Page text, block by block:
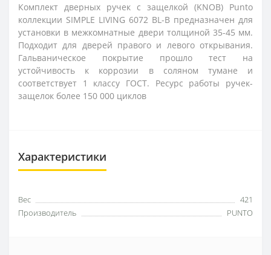
Комплект дверных ручек с защелкой (KNOB) Punto
коллекции SIMPLE LIVING 6072 BL-B предназначен для
установки в межкомнатные двери толщиной 35-45 мм.
Подходит для дверей правого и левого открывания.
Гальваническое покрытие прошло тест на
устойчивость к коррозии в соляном тумане и
соответствует 1 классу ГОСТ. Ресурс работы ручек-
защелок более 150 000 циклов
Характеристики
Вес
421
Производитель
PUNTO